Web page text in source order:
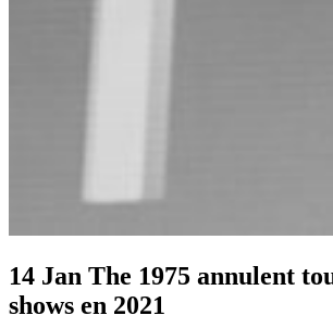
14 Jan The 1975 annulent
shows en 2021